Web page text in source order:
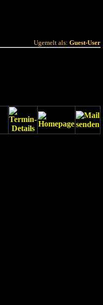
Ugemelt als: Guest-User